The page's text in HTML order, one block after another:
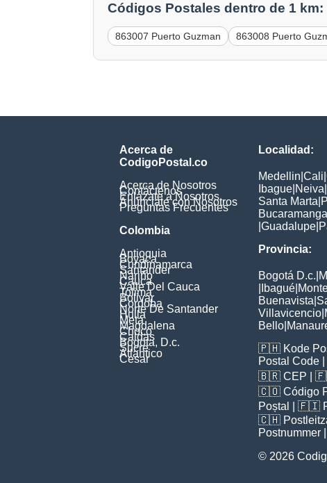
Códigos Postales dentro de 1 km:
863007 Puerto Guzman 863008 Puerto
Acerca de
CodigoPostal.co
Acerca de Nosotros
Contáctenos
Enlázate a Nosotros
Anúnciate con Nosotros
Preguntas Frecuentes
Colombia
Antioquia
Boyaca
Cundinamarca
Santander
Nariño
Cauca
Valle Del Cauca
Tolima
Bolivar
Cordoba
Norte De Santander
Huila
Meta
Magdalena
Choco
Caldas
Bogota, D.c.
Sucre
Atlantico
Cesar
Localidad:
Medellin Cali
Ibague Neiva
Santa Marta
Bucaramanga
Guadalupe
Provincia:
Bogotá D.c.
Ibagué
Buenavista
Villavicencio
Bello
🇵🇭 Kode
Postal Code
🇧🇷 CEP |
🇨🇴 Código
Poștal
| 🇫🇮
🇨🇭
Postnummer
© 2026